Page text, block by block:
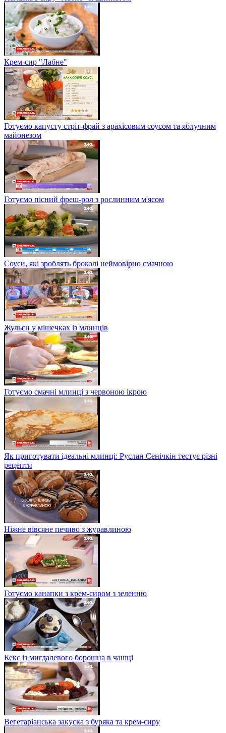
Крем-сир "Лабне"
Готуємо капусту стріт-фрай з арахісовим соусом та яблучним
майонезом
Готуємо пісний фреш-рол з рослинним м'ясом
Соуси, які зроблять броколі неймовірно смачною
Жульєн у мішечках із млинців
Готуємо смачні млинці з червоною ікрою
Як приготувати ідеальні млинці: Руслан Сенічкін тестує різні
рецепти
Ніжне вівсяне печиво з журавлиною
Готуємо канапки з крем-сиром з зеленню
Кекс із мигдалевого борошна в чашці
Вегетаріанська закуска з буряка та крем-сиру